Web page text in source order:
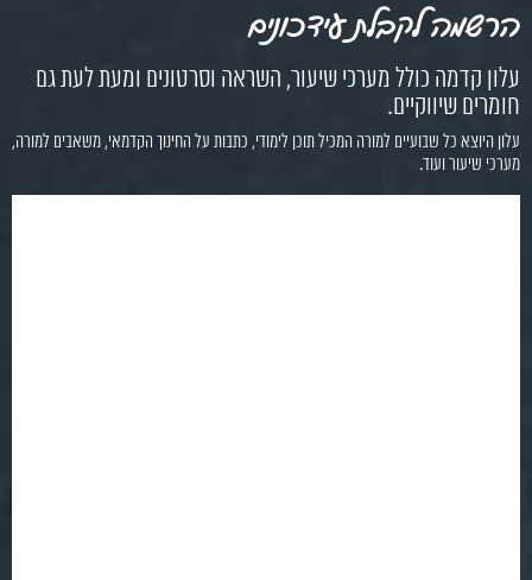
הרשמה לקבלת עידכונים
עלון קדמה כולל מערכי שיעור, השראה וסרטונים ומעת לעת גם
חומרים שיווקיים.
עלון היוצא כל שבועיים למורה המכיל תוכן לימודי, כתבות על החינוך הקדמאי, משאבים למורה,
מערכי שיעור ועוד.